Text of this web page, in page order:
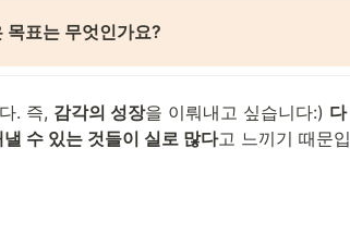
목표는 무엇인가요?
. 즉, 감각의 성장을 이뤄내고 싶습니다:) 다
수 있는 것들이 실로 많다고 느끼기 때문입